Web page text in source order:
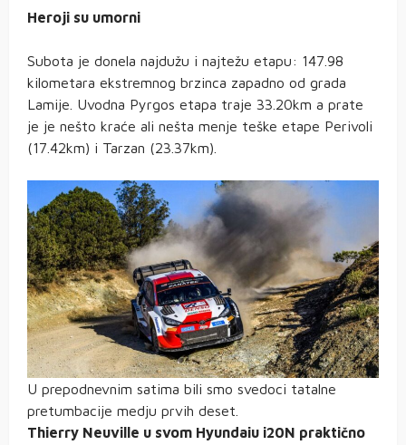
Heroji su umorni
Subota je donela najdužu i najtežu etapu: 147.98
kilometara ekstremnog brzinca zapadno od grada
Lamije. Uvodna Pyrgos etapa traje 33.20km a prate
je je nešto kraće ali nešta menje teške etape Perivoli
(17.42km) i Tarzan (23.37km).
U prepodnevnim satima bili smo svedoci tatalne
pretumbacije medju prvih deset.
Thierry Neuville u svom Hyundaiu i20N praktično